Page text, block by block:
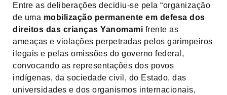
Entre as deliberações decidiu-se pela “organização
de uma mobilização permanente em defesa dos
direitos das crianças Yanomami frente as
ameaças e violações perpetradas pelos garimpeiros
ilegais e pelas omissões do governo federal,
convocando as representações dos povos
indígenas, da sociedade civil, do Estado, das
universidades e dos organismos internacionais,